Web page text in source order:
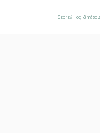
Szerzői jog